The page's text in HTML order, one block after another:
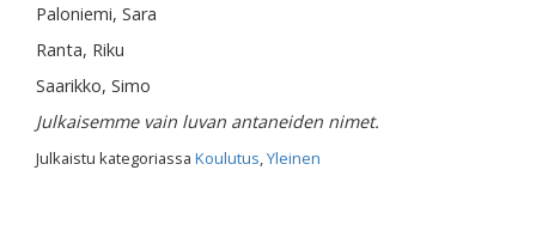
Paloniemi, Sara
Ranta, Riku
Saarikko, Simo
Julkaisemme vain luvan antaneiden nimet.
Julkaistu kategoriassa Koulutus,Yleinen